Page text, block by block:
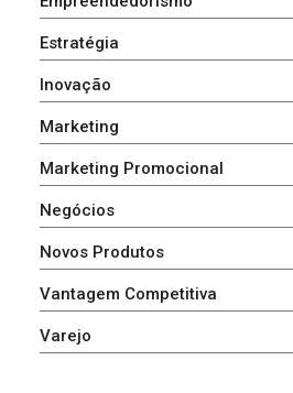
Estratégia
Inovação
Marketing
Marketing Promocional
Negócios
Novos Produtos
Vantagem Competitiva
Varejo